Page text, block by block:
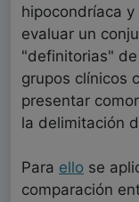
hipocondríaca
evaluar un
"definitorias"
grupos clínicos
presentar
la delimitación
Para ello se
comparación